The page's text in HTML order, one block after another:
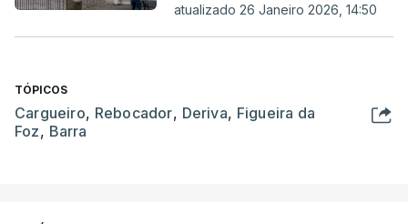
atualizado 26 Janeiro 2026, 14:50
TÓPICOS
Cargueiro, Rebocador, Deriva, Figueira da
Foz, Barra